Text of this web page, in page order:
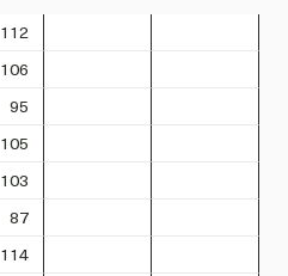
112
106
95
105
103
87
114